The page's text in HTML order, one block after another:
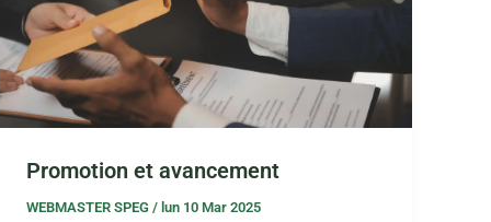
Promotion et avancement
WEBMASTER SPEG/ lun 10 Mar 2025